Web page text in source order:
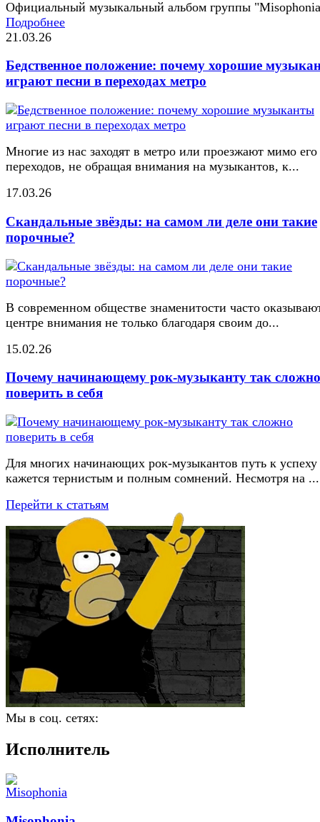
Официальный музыкальный альбом группы
Подробнее
21.03.26
Бедственное положение: почему хорошие
играют песни в переходах метро
Многие из нас заходят в метро или проезжают мимо его
переходов, не обращая внимания на музыкантов, к...
17.03.26
Скандальные звёзды: на самом ли деле они такие
порочные?
В современном обществе знаменитости часто
центре внимания не только благодаря своим до...
15.02.26
Почему начинающему рок-музыканту так сложно
поверить в себя
Для многих начинающих рок-музыкантов путь к успеху
кажется тернистым и полным сомнений. Несмотря на ...
Перейти к статьям
Мы в соц. сетях:
Исполнитель